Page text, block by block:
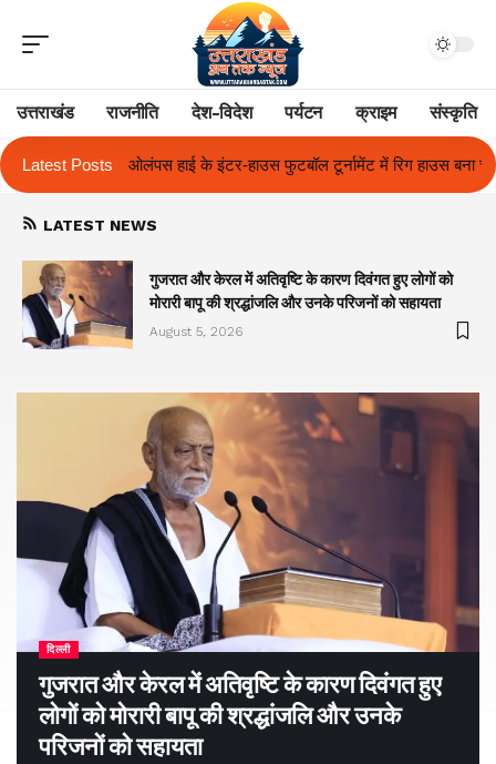
उत्तराखंड राजनीति देश-विदेश पर्यटन क्राइम संस्कृति
Latest Posts
फुटबॉल टूर्नामेंट में रिग हाउस बना चैंपियन तुलाज़ ने रचा इतिहास, संस्थान से
LATEST NEWS
गुजरात और केरल में अतिवृष्टि के कारण दिवंगत हुए लोगों को
मोरारी बापू की श्रद्धांजलि और उनके परिजनों को सहायता
August 5, 2026
दिल्ली
गुजरात और केरल में अतिवृष्टि के कारण दिवंगत हुए
लोगों को मोरारी बापू की श्रद्धांजलि और उनके
परिजनों को सहायता